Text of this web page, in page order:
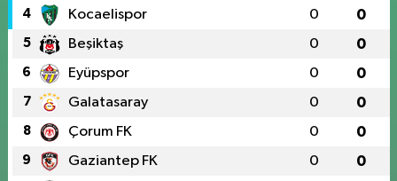
4 Kocaelispor 0 0
5 Beşiktaş 0 0
6 Eyüpspor 0 0
7 Galatasaray 0 0
8 Çorum FK 0 0
9 Gaziantep FK 0 0